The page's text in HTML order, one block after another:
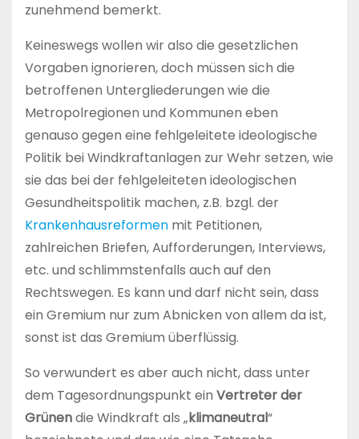
zunehmend bemerkt.
Keineswegs wollen wir also die gesetzlichen
Vorgaben ignorieren, doch müssen sich die
betroffenen Untergliederungen wie die
Metropolregionen und Kommunen eben
genauso gegen eine fehlgeleitete ideologische
Politik bei Windkraftanlagen zur Wehr setzen, wie
sie das bei der fehlgeleiteten ideologischen
Gesundheitspolitik machen, z.B. bzgl. der
Krankenhausreformen mit Petitionen,
zahlreichen Briefen, Aufforderungen, Interviews,
etc. und schlimmstenfalls auch auf den
Rechtswegen. Es kann und darf nicht sein, dass
ein Gremium nur zum Abnicken von allem da ist,
sonst ist das Gremium überflüssig.
So verwundert es aber auch nicht, dass unter
dem Tagesordnungspunkt ein Vertreter der
Grünendie Windkraft als „klimaneutral“